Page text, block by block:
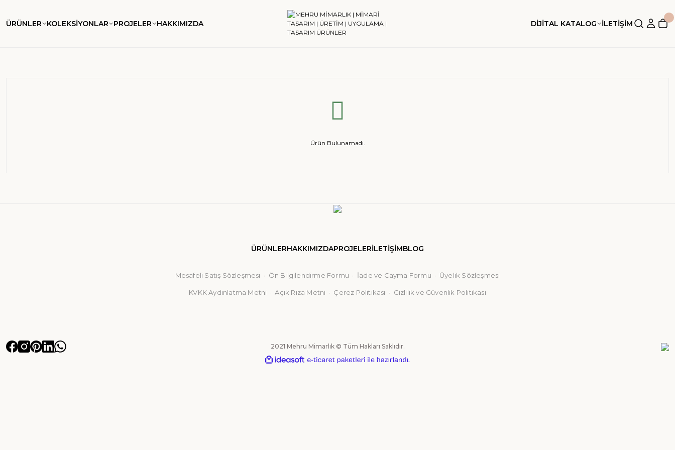
ÜRÜNLER KOLEKSİYONLAR PROJELER HAKKIMIZDA DİJİTAL KATALOG İLETİŞİM
Ürün Bulunamadı.
ÜRÜNLERHAKKIMIZDAPROJELERİLETİŞİMBLOG
Mesafeli Satış Sözleşmesi · Ön Bilgilendirme Formu · İade ve Cayma Formu · Üyelik Sözleşmesi
KVKK Aydınlatma Metni ·Açık Rıza Metni · Çerez Politikası · Gizlilik ve Güvenlik Politikası
2021 Mehru Mimarlık © Tüm Hakları Saklıdır.
ideasoft
e-